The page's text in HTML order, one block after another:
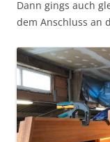
Dann gings auch
dem Anschluss an